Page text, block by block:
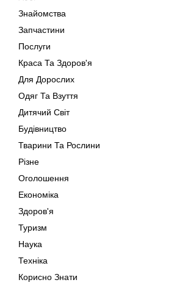
Знайомства
Запчастини
Послуги
Краса Та Здоров'я
Для Дорослих
Одяг Та Взуття
Дитячий Світ
Будівництво
Тварини Та Рослини
Різне
Оголошення
Економіка
Здоров'я
Туризм
Наука
Техніка
Корисно Знати